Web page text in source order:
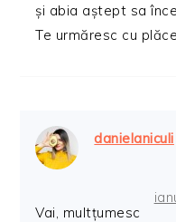
și abia aștept sa
Te urmăresc cu
danielaniculi
Vai, multțumesc